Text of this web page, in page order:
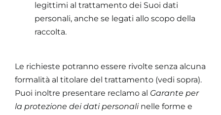
legittimi al trattamento dei Suoi dati
personali, anche se legati allo scopo della
raccolta.
Le richieste potranno essere rivolte senza alcuna
formalità al titolare del trattamento (vedi sopra).
Puoi inoltre presentare reclamo al Garante per
la protezione dei dati personalinelle forme e